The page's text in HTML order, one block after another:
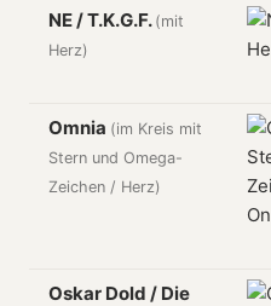
NE / T.K.G.F. (mit
Herz)
Omnia (im Kreis mit
Stern und Omega-
Zeichen / Herz)
Oskar Dold / Die